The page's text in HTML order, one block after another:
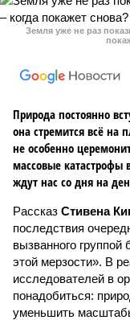
Земля уже не раз
Природа постоянно
она стремится всё на
не особенно
массовые
ждут нас со дня на
Рассказ Стивена
последствия
вызванного группой
этой мерзости». В
исследователей в
понадобиться:
уменьшить